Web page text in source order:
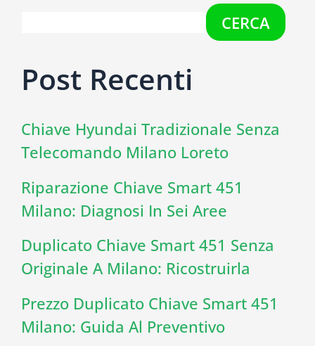
CERCA
Post Recenti
Chiave Hyundai Tradizionale Senza
Telecomando Milano Loreto
Riparazione Chiave Smart 451
Milano: Diagnosi In Sei Aree
Duplicato Chiave Smart 451 Senza
Originale A Milano: Ricostruirla
Prezzo Duplicato Chiave Smart 451
Milano: Guida Al Preventivo